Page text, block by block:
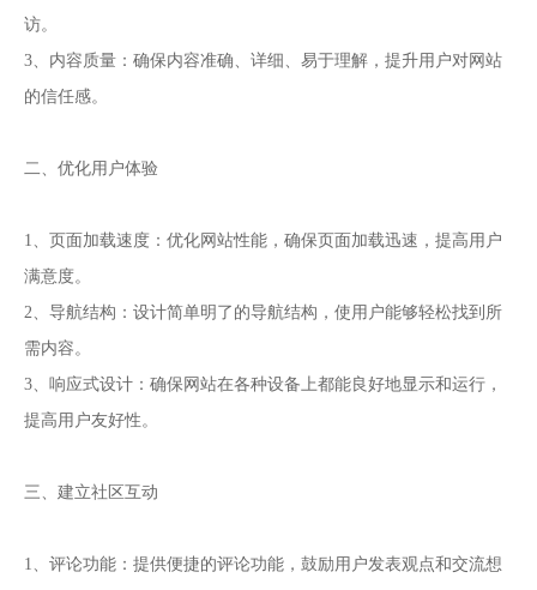
访。
3、内容质量：确保内容准确、详细、易于理解，提升用户对网站
的信任感。
二、优化用户体验
1、页面加载速度：优化网站性能，确保页面加载迅速，提高用户
满意度。
2、导航结构：设计简单明了的导航结构，使用户能够轻松找到所
需内容。
3、响应式设计：确保网站在各种设备上都能良好地显示和运行，
提高用户友好性。
三、建立社区互动
1、评论功能：提供便捷的评论功能，鼓励用户发表观点和交流想